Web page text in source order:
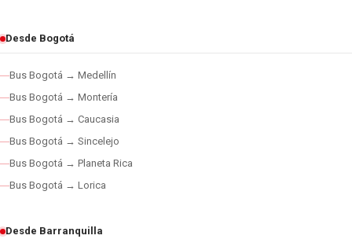
Desde Bogotá
Bus Bogotá → Medellín
Bus Bogotá → Montería
Bus Bogotá → Caucasia
Bus Bogotá → Sincelejo
Bus Bogotá → Planeta Rica
Bus Bogotá → Lorica
Desde Barranquilla